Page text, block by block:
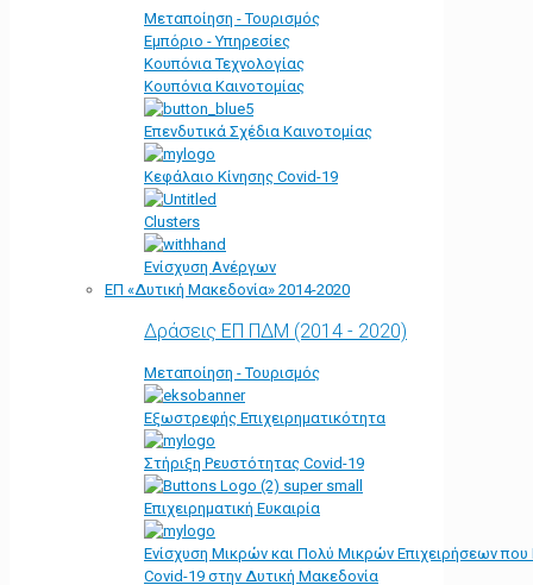
Μεταποίηση - Τουρισμός
Εμπόριο - Υπηρεσίες
Κουπόνια Τεχνολογίας
Κουπόνια Καινοτομίας
Επενδυτικά Σχέδια Καινοτομίας
Κεφάλαιο Κίνησης Covid-19
Clusters
Ενίσχυση Ανέργων
ΕΠ «Δυτική Μακεδονία» 2014-2020
Δράσεις ΕΠ ΠΔΜ (2014 - 2020)
Μεταποίηση - Τουρισμός
Εξωστρεφής Επιχειρηματικότητα
Στήριξη Ρευστότητας Covid-19
Επιχειρηματική Ευκαιρία
Ενίσχυση Μικρών και Πολύ Μικρών Επιχειρήσεων
Covid-19 στην Δυτική Μακεδονία